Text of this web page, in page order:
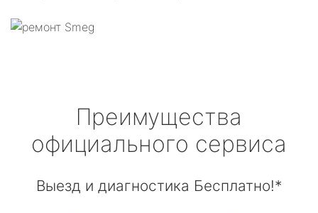
Преимущества
официального сервиса
Выезд и диагностика Бесплатно!*